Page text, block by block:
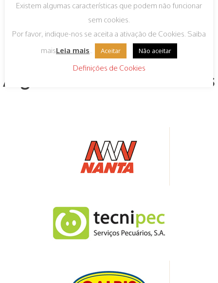
Algumas das nossas marcas
Existem algumas características que podem não funcionar
sem cookies.
Por favor, indique-nos se aceita a ativação de Cookies. Saiba
maisLeia mais Aceitar Não aceitar
Definições de Cookies